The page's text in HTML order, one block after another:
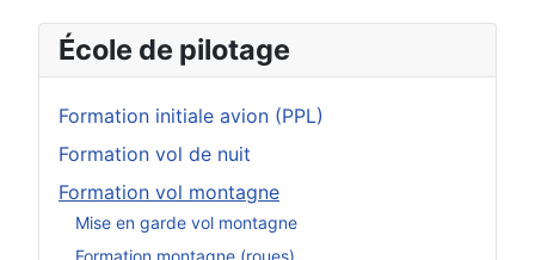
École de pilotage
Formation initiale avion (PPL)
Formation vol de nuit
Formation vol montagne
Mise en garde vol montagne